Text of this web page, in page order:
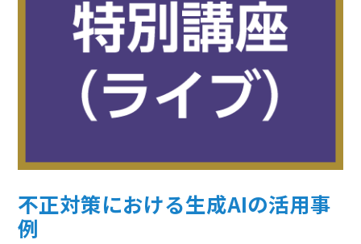
ハイブリッド（通学・配信）
eラーニング／通信講座
損害保険入門講座
Web配信講座
通信添削講座
不正対策における生成AIの活用事
例